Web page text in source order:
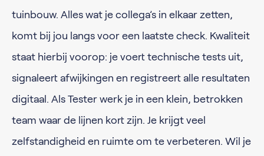
tuinbouw. Alles wat je collega’s in elkaar zetten,
komt bij jou langs voor een laatste check. Kwaliteit
staat hierbij voorop: je voert technische tests uit,
signaleert afwijkingen en registreert alle resultaten
digitaal. Als Tester werk je in een klein, betrokken
team waar de lijnen kort zijn. Je krijgt veel
zelfstandigheid en ruimte om te verbeteren. Wil je